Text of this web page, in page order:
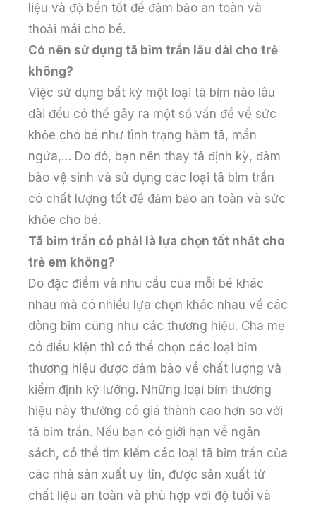
liệu và độ bền tốt để đảm bảo an toàn và
thoải mái cho bé.
Có nên sử dụng tã bỉm trần lâu dài cho trẻ
không?
Việc sử dụng bất kỳ một loại tã bỉm nào lâu
dài đều có thể gây ra một số vấn đề về sức
khỏe cho bé như tình trạng hăm tã, mẩn
ngứa,… Do đó, bạn nên thay tã định kỳ, đảm
bảo vệ sinh và sử dụng các loại tã bỉm trần
có chất lượng tốt để đảm bảo an toàn và sức
khỏe cho bé.
Tã bỉm trần có phải là lựa chọn tốt nhất cho
trẻ em không?
Do đặc điểm và nhu cầu của mỗi bé khác
nhau mà có nhiều lựa chọn khác nhau về các
dòng bỉm cũng như các thương hiệu. Cha mẹ
có điều kiện thì có thể chọn các loại bỉm
thương hiệu được đảm bảo về chất lượng và
kiểm định kỹ lưỡng. Những loại bỉm thương
hiệu này thường có giá thành cao hơn so với
tã bỉm trần. Nếu bạn có giới hạn về ngân
sách, có thể tìm kiếm các loại tã bỉm trần của
các nhà sản xuất uy tín, được sản xuất từ
chất liệu an toàn và phù hợp với độ tuổi và